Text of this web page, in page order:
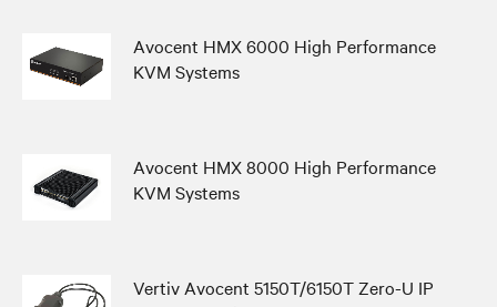
Avocent HMX 6000 High Performance
KVM Systems
Avocent HMX 8000 High Performance
KVM Systems
Vertiv Avocent 5150T/6150T Zero-U IP